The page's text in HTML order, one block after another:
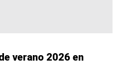
verano 2026 en